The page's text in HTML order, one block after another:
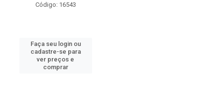
Código: 16543
Faça seu login ou
cadastre-se para
ver preços e
comprar